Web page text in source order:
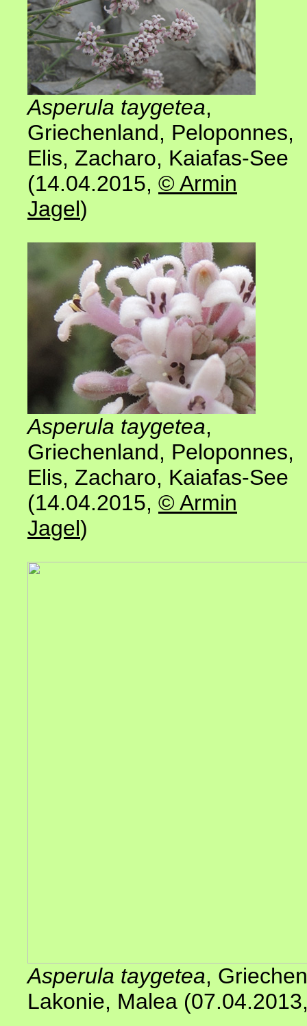
Asperula taygetea,
Griechenland, Peloponnes,
Elis, Zacharo, Kaiafas-See
(14.04.2015, © Armin
Jagel)
Asperula taygetea,
Griechenland, Peloponnes,
Elis, Zacharo, Kaiafas-See
(14.04.2015, © Armin
Jagel)
Asperula taygetea,
Lakonie, Malea (07.04.2013